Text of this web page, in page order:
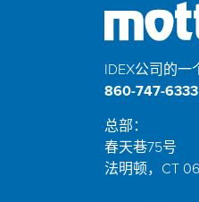
IDEX公司的一
860-747-6333
总部：
春天巷75号
法明顿，CT